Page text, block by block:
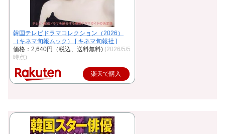
韓国テレビドラマコレクション（2026）
（キネマ旬報ムック） [ キネマ旬報社 ]
価格：2,640円（税込、送料無料) (2026/5/5
時点)
楽天で購入